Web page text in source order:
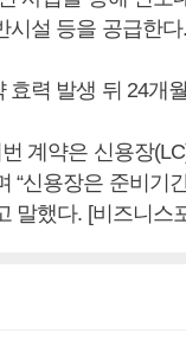
시설 등을 공급한다.
효력 발생 뒤 24개
계약은 신용장
“신용장은 준비기
말했다. [비즈니스